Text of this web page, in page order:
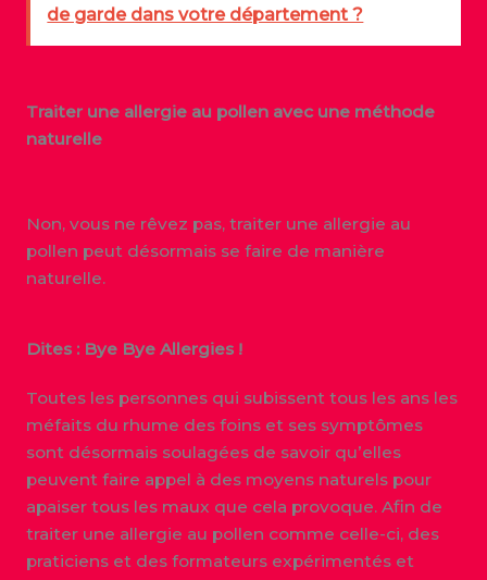
de garde dans votre département ?
Traiter une allergie au pollen avec une méthode
naturelle
Non, vous ne rêvez pas, traiter une allergie au
pollen peut désormais se faire de manière
naturelle.
Dites : Bye Bye Allergies !
Toutes les personnes qui subissent tous les ans les
méfaits du rhume des foins et ses symptômes
sont désormais soulagées de savoir qu’elles
peuvent faire appel à des moyens naturels pour
apaiser tous les maux que cela provoque. Afin de
traiter une allergie au pollen comme celle-ci, des
praticiens et des formateurs expérimentés et